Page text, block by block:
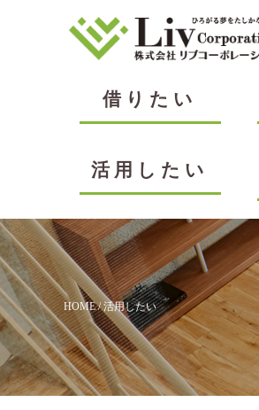
借りたい
活用したい
HOME/ 活用したい